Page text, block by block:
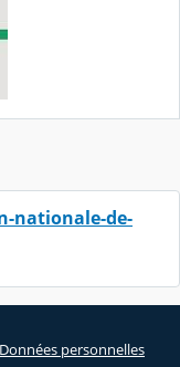
nationale-de-
Données personnelles